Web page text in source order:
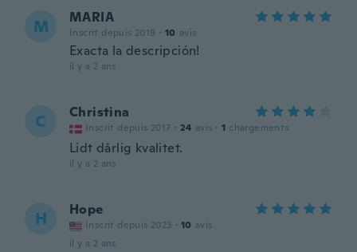
M MARIA
Inscrit depuis 2019 · 10 avis
Exacta la descripción!
il y a 2 ans
C Christina
Inscrit depuis 2017 · 24 avis · 1 chargements
Lidt dårlig kvalitet.
il y a 2 ans
H Hope
Inscrit depuis 2023 · 10 avis
il y a 2 ans